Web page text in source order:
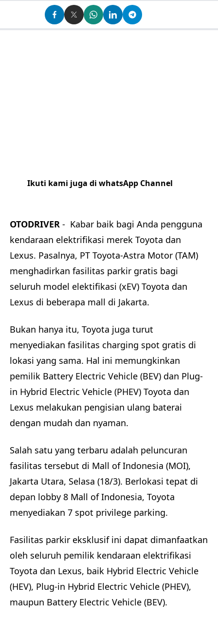
Ikuti kami juga di whatsApp Channel
OTODRIVER - Kabar baik bagi Anda pengguna
kendaraan elektrifikasi merek Toyota dan
Lexus. Pasalnya, PT Toyota-Astra Motor (TAM)
menghadirkan fasilitas parkir gratis bagi
seluruh model elektifikasi (xEV) Toyota dan
Lexus di beberapa mall di Jakarta.
Bukan hanya itu, Toyota juga turut
menyediakan fasilitas charging spot gratis di
lokasi yang sama. Hal ini memungkinkan
pemilik Battery Electric Vehicle (BEV) dan Plug-
in Hybrid Electric Vehicle (PHEV) Toyota dan
Lexus melakukan pengisian ulang baterai
dengan mudah dan nyaman.
Salah satu yang terbaru adalah peluncuran
fasilitas tersebut di Mall of Indonesia (MOI),
Jakarta Utara, Selasa (18/3). Berlokasi tepat di
depan lobby 8 Mall of Indonesia, Toyota
menyediakan 7 spot privilege parking.
Fasilitas parkir eksklusif ini dapat dimanfaatkan
oleh seluruh pemilik kendaraan elektrifikasi
Toyota dan Lexus, baik Hybrid Electric Vehicle
(HEV), Plug-in Hybrid Electric Vehicle (PHEV),
maupun Battery Electric Vehicle (BEV).